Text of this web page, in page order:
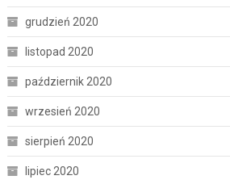
grudzień 2020
listopad 2020
październik 2020
wrzesień 2020
sierpień 2020
lipiec 2020